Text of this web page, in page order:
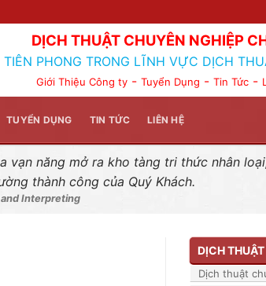
DỊCH THUẬT CHUYÊN NGHIỆP
TIÊN PHONG TRONG LĨNH VỰC DỊCH
Giới Thiệu Công ty- Tuyển Dụng - Tin Tức-
TUYỂN DỤNG TIN TỨC LIÊN HỆ
vạn năng mở ra kho tàng tri thức nhân
thành công của Quý Khách.
Interpreting
DỊCH THUẬT
Dịch thuật